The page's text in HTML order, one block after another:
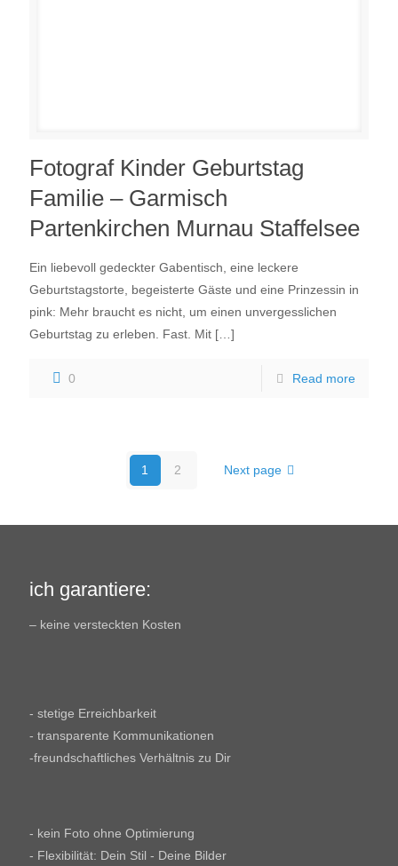
Fotograf Kinder Geburtstag
Familie – Garmisch
Partenkirchen Murnau Staffelsee
Ein liebevoll gedeckter Gabentisch, eine leckere
Geburtstagstorte, begeisterte Gäste und eine Prinzessin in
pink: Mehr braucht es nicht, um einen unvergesslichen
Geburtstag zu erleben. Fast. Mit […]
0 Read more
1 2 Next page
ich garantiere:
– keine versteckten Kosten
- stetige Erreichbarkeit
- transparente Kommunikationen
-freundschaftliches Verhältnis zu Dir
- kein Foto ohne Optimierung
- Flexibilität: Dein Stil - Deine Bilder